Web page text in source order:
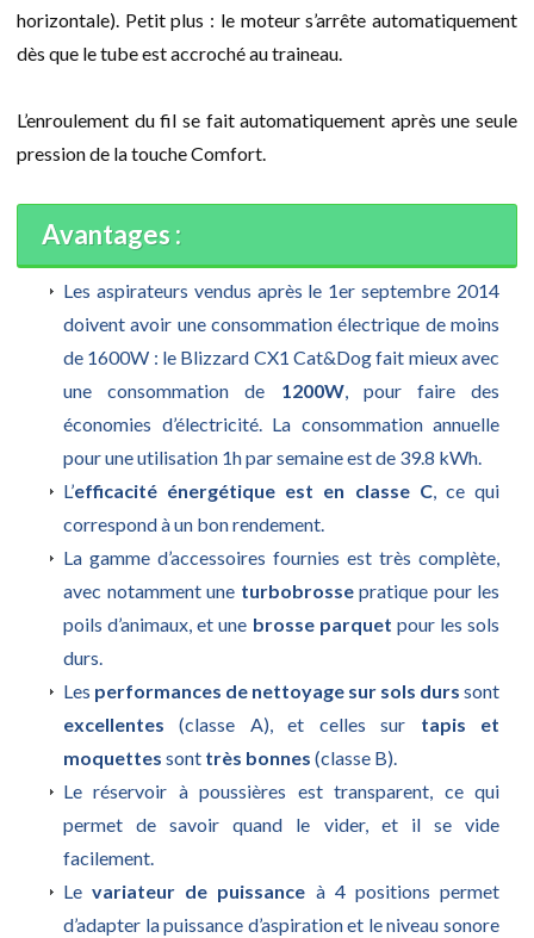
horizontale). Petit plus : le moteur s’arrête automatiquement
dès que le tube est accroché au traineau.
L’enroulement du fil se fait automatiquement après une seule
pression de la touche Comfort.
Avantages :
Les aspirateurs vendus après le 1er septembre 2014
doivent avoir une consommation électrique de moins
de 1600W : le Blizzard CX1 Cat&Dog fait mieux avec
une consommation de 1200W, pour faire des
économies d’électricité. La consommation annuelle
pour une utilisation 1h par semaine est de 39.8 kWh.
L’efficacité énergétique est en classe C, ce qui
correspond à un bon rendement.
La gamme d’accessoires fournies est très complète,
avec notamment une turbobrossepratique pour les
poils d’animaux, et une brosse parquet pour les sols
durs.
Les performances de nettoyage sur sols durs sont
excellentes (classe A), et celles sur tapis et
moquettes sont très bonnes (classe B).
Le réservoir à poussières est transparent, ce qui
permet de savoir quand le vider, et il se vide
facilement.
Levariateur de puissance à 4 positions permet
d’adapter la puissance d’aspiration et le niveau sonore